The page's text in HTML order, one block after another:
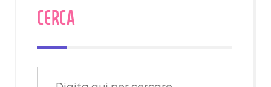
CERCA